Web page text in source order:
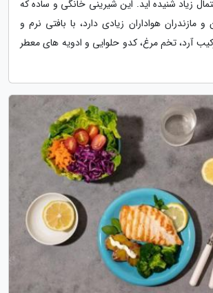
زیاد شنیده اید. این شیرینی خانگی و ساده که
مازندران هواداران زیادی دارد، با بافتی نرم و
آرد، تخم مرغ، کدو حلوایی و ادویه های معطر